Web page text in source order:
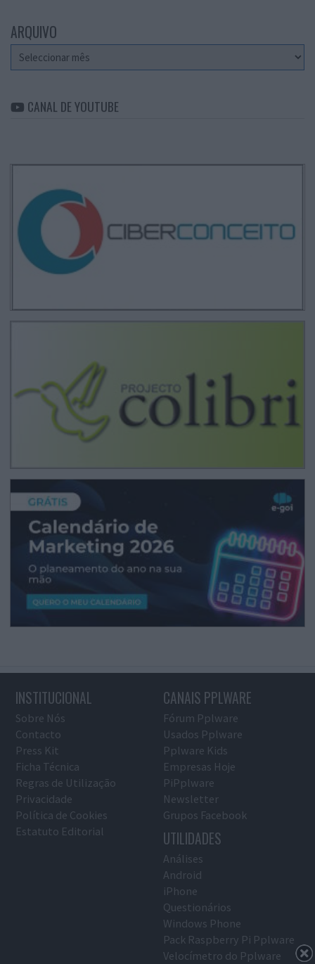
ARQUIVO
Arquivo
CANAL DE YOUTUBE
INSTITUCIONAL
Sobre Nós
Contacto
Press Kit
Ficha Técnica
Regras de Utilização
Privacidade
Política de Cookies
Estatuto Editorial
CANAIS PPLWARE
Fórum Pplware
Usados Pplware
Pplware Kids
Empresas Hoje
PiPplware
Newsletter
Grupos Facebook
UTILIDADES
Análises
Android
iPhone
Questionários
Windows Phone
Pack Raspberry Pi Pplware
Velocímetro do Pplware